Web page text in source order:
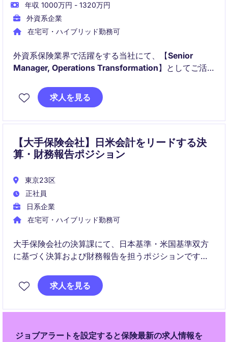
年収 1000万円 - 1320万円
外資系企業
在宅可・ハイブリッド勤務可
外資系保険業界で活躍をする当社にて、【Senior
Manager, Operations Transformation】としてご活
以下のことを主に得られます。
求人を見る
【大手保険会社】日米会計をリードする決
算・財務報告ポジション
東京23区
正社員
日系企業
在宅可・ハイブリッド勤務可
大手保険会社の決算課にて、日本基準・米国基準双方
に基づく決算および財務報告を担うポジションです。
監査対応や業務プロセス改善を通じて、専門性と視野
を広げられます。
求人を見る
ジョブアラートを設定すると保険最新の求人情報を